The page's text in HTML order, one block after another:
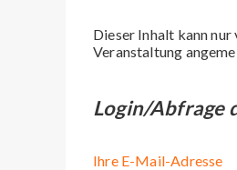
Dieser Inhalt kann nur
Veranstaltung
Login/Abfrage
Ihre E-Mail-Adresse